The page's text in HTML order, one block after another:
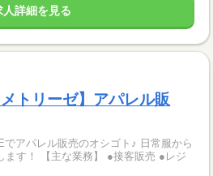
人詳細を見る
トリーゼ】アパレル販
アパレル販売のオシゴト♪ 日常服から
販売 ●レジ